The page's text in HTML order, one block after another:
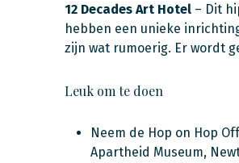
12 Decades Art Hotel – Dit
hebben een unieke
zijn wat rumoerig. Er wordt
Leuk om te doen
Neem de Hop on Hop
Apartheid Museum,